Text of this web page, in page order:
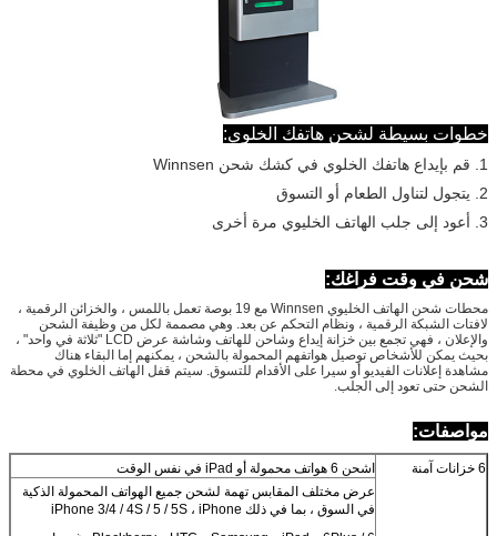
خطوات بسيطة لشحن هاتفك الخلوي:
1. قم بإيداع هاتفك الخلوي في كشك شحن Winnsen
2. يتجول لتناول الطعام أو التسوق
3. أعود إلى جلب الهاتف الخليوي مرة أخرى
شحن في وقت فراغك:
محطات شحن الهاتف الخليوي Winnsen مع 19 بوصة تعمل باللمس ، والخزائن الرقمية ،
لافتات الشبكة الرقمية ، ونظام التحكم عن بعد. وهي مصممة لكل من وظيفة الشحن
والإعلان ، فهي تجمع بين خزانة إيداع وشاحن للهاتف وشاشة عرض LCD "ثلاثة في واحد" ،
بحيث يمكن للأشخاص توصيل هواتفهم المحمولة بالشحن ، يمكنهم إما البقاء هناك
مشاهدة إعلانات الفيديو أو سيرا على الأقدام للتسوق. سيتم قفل الهاتف الخلوي في محطة
الشحن حتى تعود إلى الجلب.
مواصفات:
6 خزانات آمنة
اشحن 6 هواتف محمولة أو iPad في نفس الوقت
عرض مختلف المقابس تهمة لشحن جميع الهواتف المحمولة الذكية
في السوق ، بما في ذلك iPhone 3/4 / 4S / 5 / 5S ، iPhone